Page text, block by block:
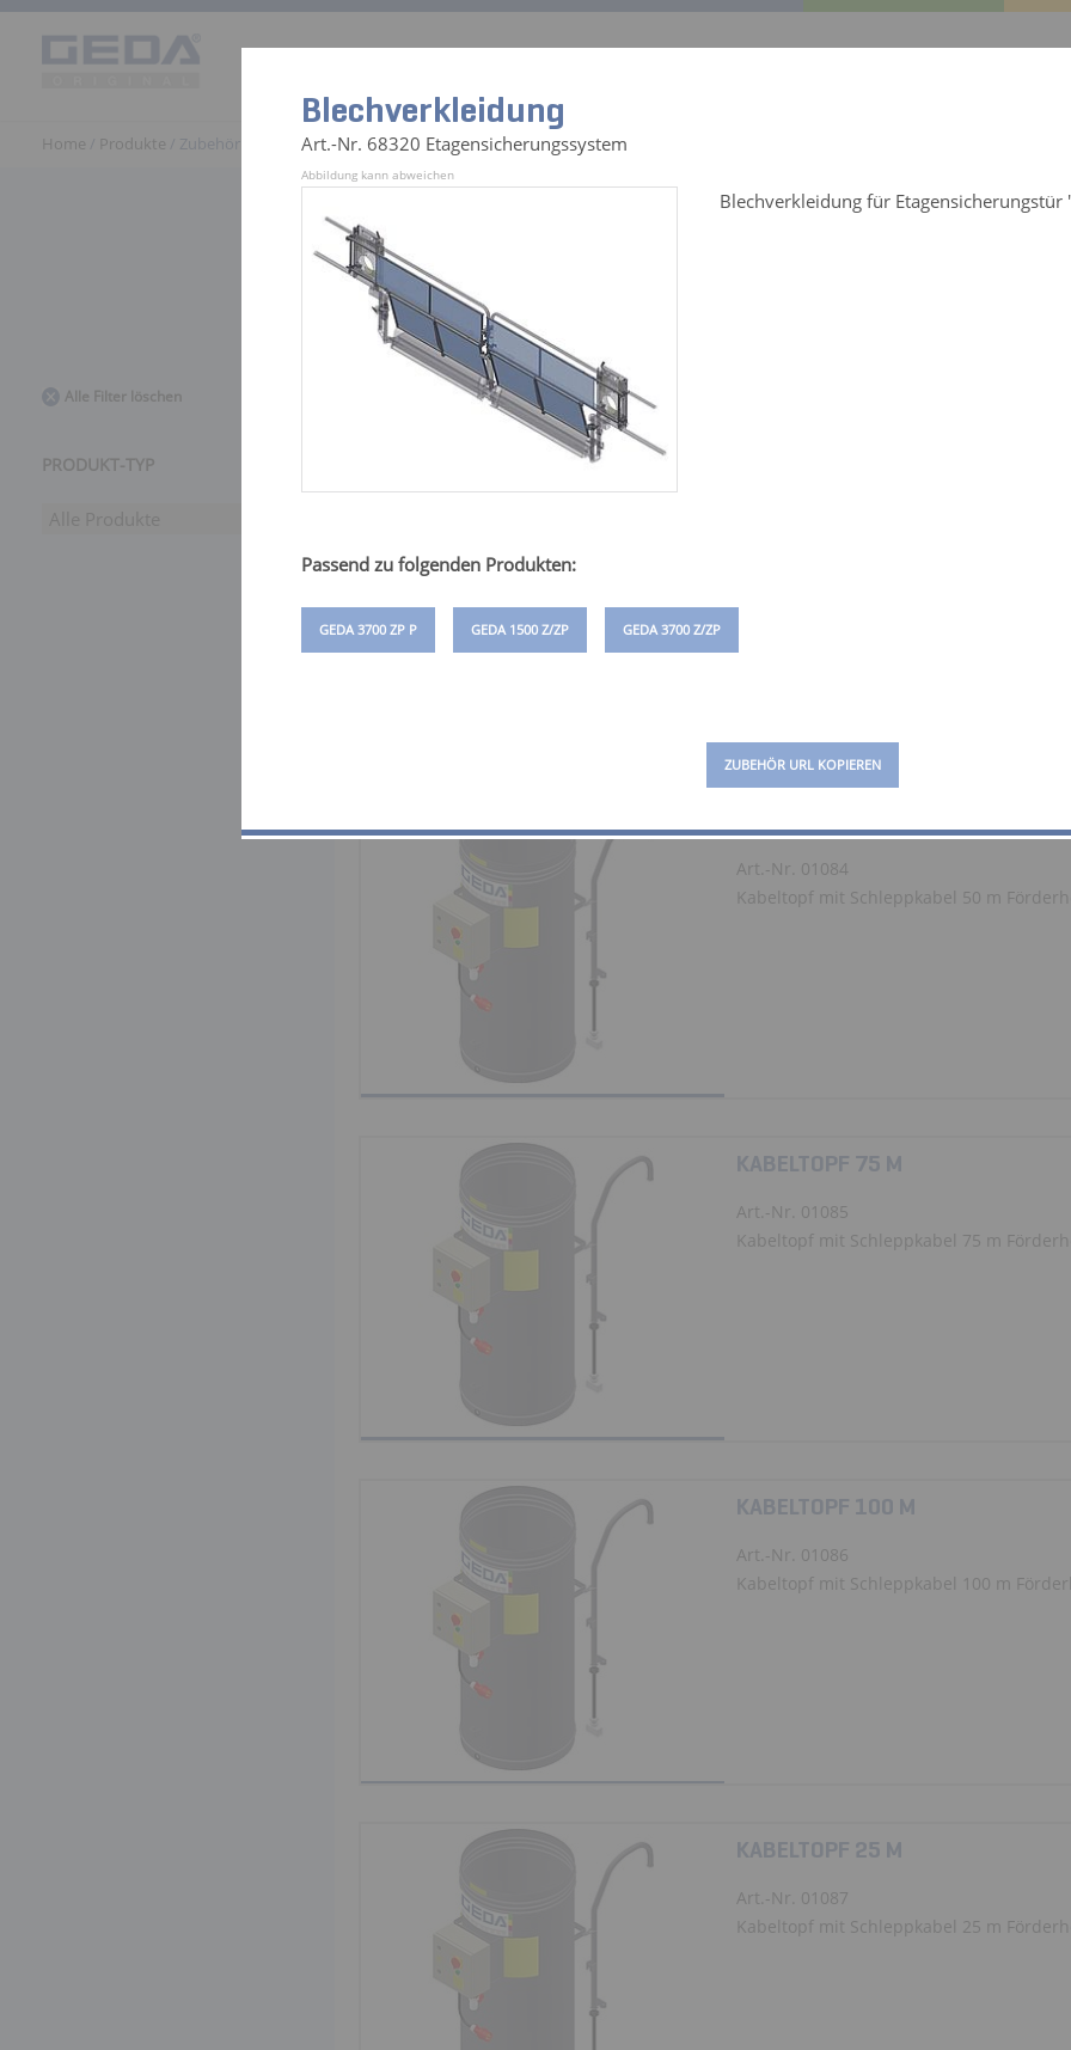
Home Produkte / Zubehör
Blechverkleidung
Art.-Nr. 68320 Etagensicherungssystem
Abbildung kann abweichen
Blechverkleidung für
Passend zu folgenden Produkten:
GEDA 3700 ZP P GEDA 1500 Z/ZP GEDA 3700 Z/ZP
ZUBEHÖR URL KOPIEREN
Alle Filter löschen
PRODUKT-TYP
441 Zubehörteile für:
Art.-Nr. 01084
Kabeltopf mit Schleppkabel 50 m
KABELTOPF 75 M
Art.-Nr. 01085
Kabeltopf mit Schleppkabel 75 m
KABELTOPF 100 M
Art.-Nr. 01086
Kabeltopf mit Schleppkabel 100 m
KABELTOPF 25 M
Art.-Nr. 01087
Kabeltopf mit Schleppkabel 25 m